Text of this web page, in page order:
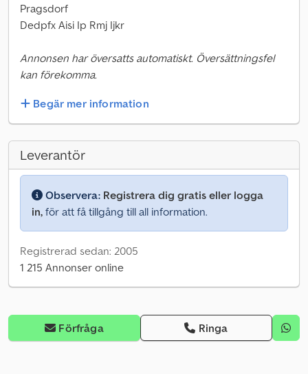
Pragsdorf
Dedpfx Aisi Ip Rmj Ijkr
Annonsen har översatts automatiskt. Översättningsfel
kan förekomma.
Begär mer information
Leverantör
Observera: Registrera dig gratis eller logga
in, för att få tillgång till all information.
Registrerad sedan: 2005
1 215 Annonser online
Förfråga Ringa